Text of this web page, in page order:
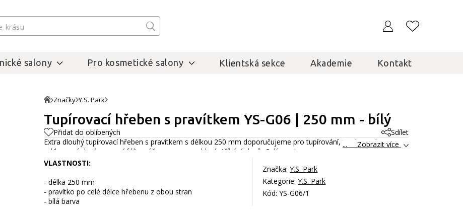
salony Pro kosmetické salony Klientská sekce Akademie Kontakt
Značky Y.S. Park
Tupírovací hřeben s pravítkem YS-G06 | 250 mm - bílý
Přidat do oblíbených
Sdílet
Extra dlouhý tupírovací hřeben s pravítkem s délkou 250 mm doporučujeme pro tupírování, trvalou nebo
od/barvení vlasů pomocí fólie, výčesy a pro urychlení stříhání vlasů.
Celý popis
... Zobrazit více
VLASTNOSTI:
- délka 250 mm
- pravítko po celé délce hřebenu z obou stran
- bílá barva
Značka:Y.S. Park
Kategorie:Y.S. Park
Kód: YS-G06/1